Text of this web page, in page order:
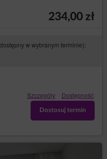
naruszenia przez
lub postanowień
z zachowaniem
że ponowna rejestracja
zezwolenia Usługodawcy.
234,00 zł
w wybranym terminie):
Szczegóły Dostępność
Dostosuj termin